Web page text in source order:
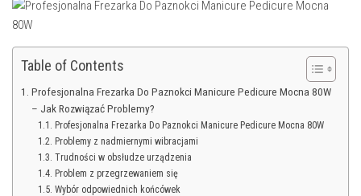
Table of Contents
Profesjonalna Frezarka Do Paznokci Manicure Pedicure Mocna 80W
– Jak Rozwiązać Problemy?
Profesjonalna Frezarka Do Paznokci Manicure Pedicure Mocna 80W
Problemy z nadmiernymi wibracjami
Trudności w obsłudze urządzenia
Problem z przegrzewaniem się
Wybór odpowiednich końcówek